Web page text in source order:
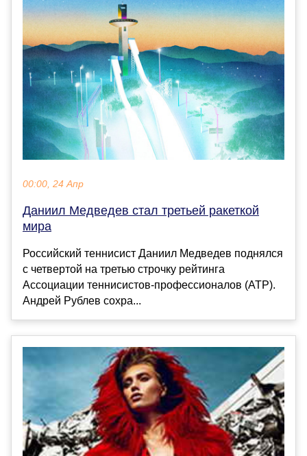
00:00, 24 Апр
Даниил Медведев стал третьей ракеткой
мира
Российский теннисист Даниил Медведев поднялся
с четвертой на третью строчку рейтинга
Ассоциации теннисистов-профессионалов (ATP).
Андрей Рублев сохра...